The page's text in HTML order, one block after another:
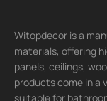
Witopdecor is a
materials, offering
panels, ceilings,
products come in a
suitable for